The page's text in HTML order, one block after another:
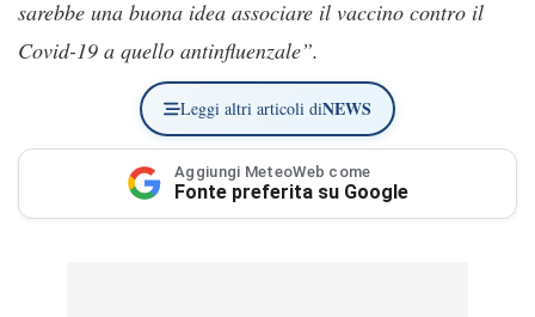
sarebbe una buona idea associare il vaccino contro il
Covid-19 a quello antinfluenzale”.
Leggi altri articoli diNEWS
Aggiungi MeteoWeb come
Fonte preferita su Google